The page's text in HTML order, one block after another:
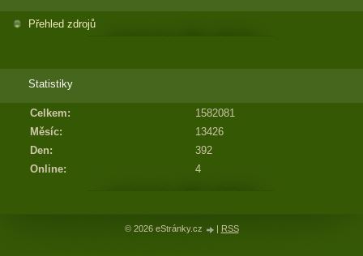
Přehled zdrojů
Statistiky
Online: 4
Celkem:
1582081
Měsíc:
13426
Den:
392
© 2026 eStránky.cz | RSS